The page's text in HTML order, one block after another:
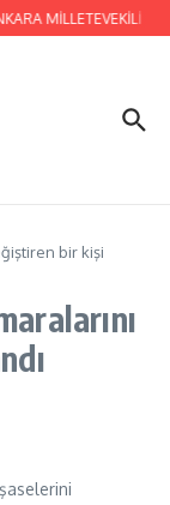
MİLLETEVEKİLİ
bir kişi